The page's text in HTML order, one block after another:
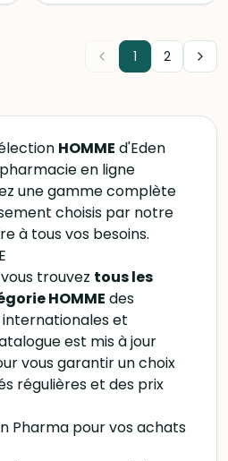
pour un usage quotidien,
1 2
HOMME d'Eden
en ligne
une gamme complète
choisis par notre
à tous vos besoins.
trouvez tous les
HOMME des
et
est mis à jour
vous garantir un choix
régulières et des prix
Pharma pour vos achats